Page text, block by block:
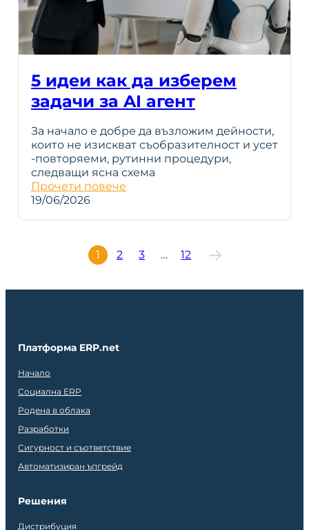
5 идеи как да изберем
задачи за AI агент
За начало е добре да възложим дейности,
които не изискват съобразителност и усет
-повторяеми, рутинни процедури,
следващи ясна схема
Прочети повече
19/06/2026
1 2 3 … 12
Платформа ERP.net
Начало
Социална ERP
Родена в облака
Разработки
Сигурност и съответствие
Автоматизиран ъпгрейд
Решения
Дистрибуция